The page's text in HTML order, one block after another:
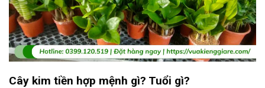
Cây kim tiền hợp mệnh gì? Tuổi gì?